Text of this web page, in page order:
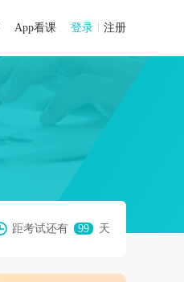
App看课 登录 注册
距考试还有 99 天